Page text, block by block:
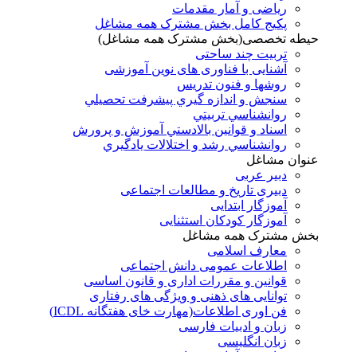
ریاضی و آمار مقدمات
پکیج کامل بخش مشترک همه مشاغل
حیطه تخصصی(بخش مشترک همه مشاغل)
تربیت چند ساحتی
آشنایی با فناوری های نوین آموزشی
روشها و فنون تدريس
سنجش و اندازه گيري پيشرفت تحصيلي
روانشناسي تربيتي
اسناد و قوانين بالادستي آموزش و پرورش
روانشناسي رشد و اختلالات يادگيري
عنوان مشاغل
دبير عربی
دبیری تاریخ و مطالعات اجتماعی
آموزگار ابتدایی
آموزگار کودکان استثنایی
بخش مشترک همه مشاغل
معارف اسلامی
اطلاعات عمومی دانش اجتماعی
قوانین و مقررات اداری و قانون اساسی
توانایی های ذهنی و ویژگی های رفتاری
فن اوری اطلاعات(مهارت خای هفتگانه ICDL)
زبان و ادبیات فارسی
زبان انگلیسی